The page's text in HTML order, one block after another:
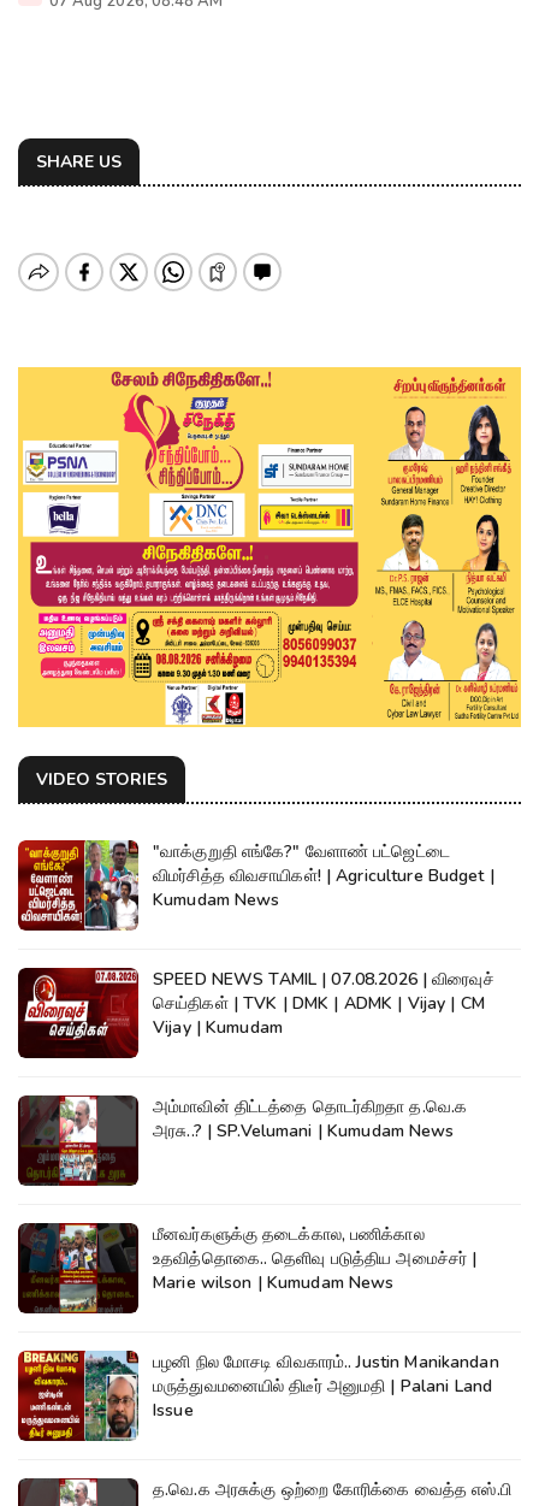
SHARE US
VIDEO STORIES
"வாக்குறுதி எங்கே?" வேளாண் பட்ஜெட்டை
விமர்சித்த விவசாயிகள்! | Agriculture Budget |
Kumudam News
SPEED NEWS TAMIL | 07.08.2026 | விரைவுச்
செய்திகள் | TVK | DMK | ADMK | Vijay | CM
Vijay | Kumudam
அம்மாவின் திட்டத்தை தொடர்கிறதா த.வெ.க
அரசு..? | SP.Velumani | Kumudam News
மீனவர்களுக்கு தடைக்கால, பணிக்கால
உதவித்தொகை.. தெளிவு படுத்திய அமைச்சர் |
Marie wilson | Kumudam News
பழனி நில மோசடி விவகாரம்.. Justin Manikandan
மருத்துவமனையில் திடீர் அனுமதி | Palani Land
Issue
த.வெ.க அரசுக்கு ஒற்றை கோரிக்கை வைத்த எஸ்.பி